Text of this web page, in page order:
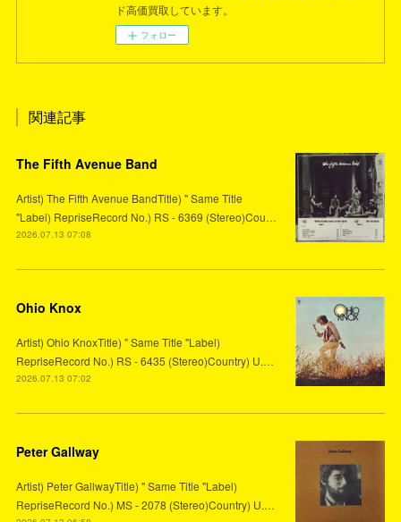
ド高価買取しています。
フォロー
関連記事
The Fifth Avenue Band
Artist) The Fifth Avenue BandTitle) " Same Title
"Label) RepriseRecord No.) RS - 6369 (Stereo)Cou…
2026.07.13 07:08
Ohio Knox
Artist) Ohio KnoxTitle) " Same Title "Label)
RepriseRecord No.) RS - 6435 (Stereo)Country) U.…
2026.07.13 07:02
Peter Gallway
Artist) Peter GallwayTitle) " Same Title "Label)
RepriseRecord No.) MS - 2078 (Stereo)Country) U.…